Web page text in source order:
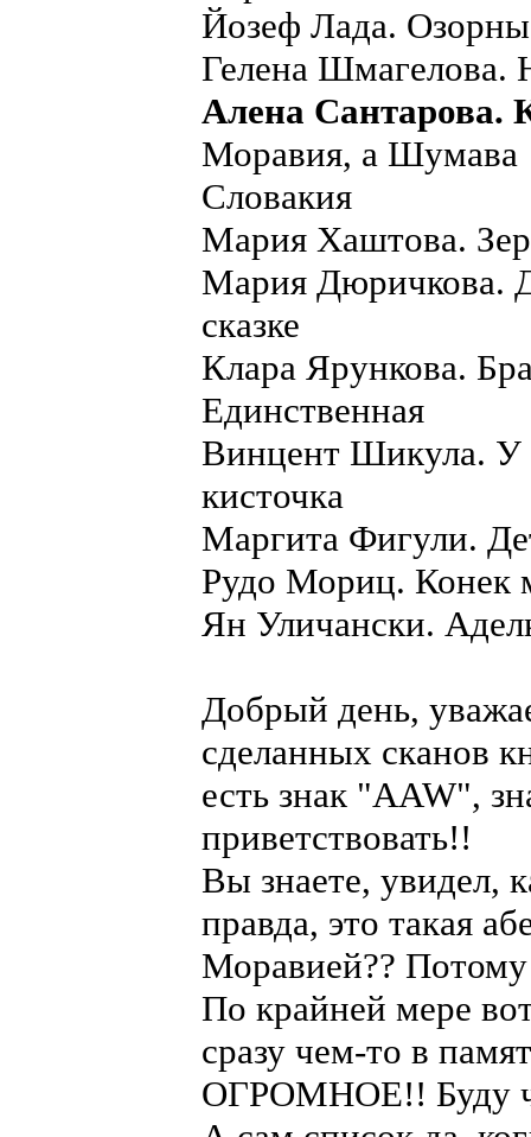
Йозеф Лада.
Гелена Шмагелова.
Алена Сантарова.
Моравия, а Шумава
Словакия
Мария Хаштова.
Мария Дюричкова.
сказке
Клара Ярункова.
Единственная
Винцент Шикула. У
кисточка
Маргита Фигули.
Рудо Мориц. Конек
Ян Уличански.
Добрый день,
сделанных сканов
есть знак "AAW",
приветствовать!!
Вы знаете, увидел,
правда, это такая
Моравией?? Потому
По крайней мере
сразу чем-то в
ОГРОМНОЕ!! Буду